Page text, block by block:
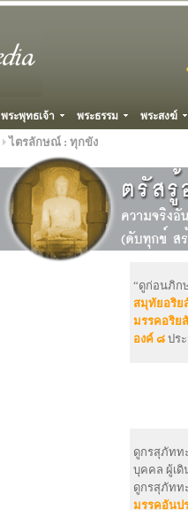
พระพุทธเจ้า พระธรรม พระสงฆ์
ไตรลักษณ์ : ทุกขัง
“ดูก่อนภิก
สมุทัยอริย
มรรคอริย
องค์ ๘ ปร
ดูกรสุภัทท
บุคคล ผู้เดิ
ดูกรสุภัทท
มรรคอันป